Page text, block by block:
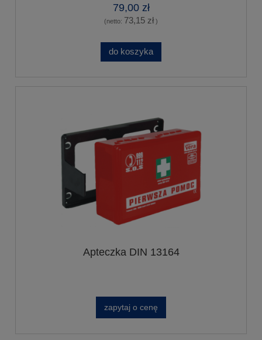
79,00 zł
(netto: 73,15 zł )
do koszyka
Apteczka DIN 13164
zapytaj o cenę